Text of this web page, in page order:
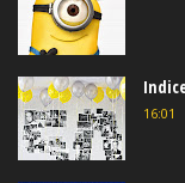
16:01